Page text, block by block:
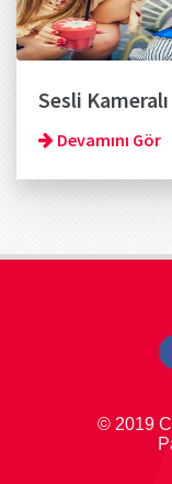
Sesli
Devamını Gör
© 2019